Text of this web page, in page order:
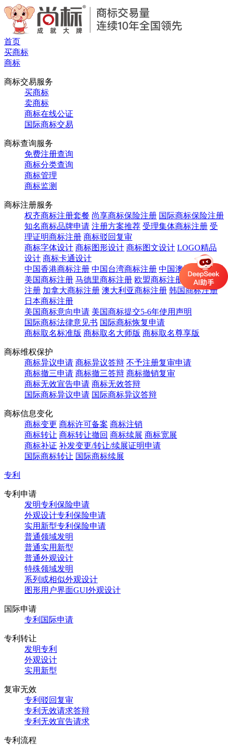
首页
买商标
商标
商标交易服务
买商标
卖商标
商标在线公证
国际商标交易
商标查询服务
免费注册查询
商标分类查询
商标管理
商标监测
商标注册服务
权齐商标注册套餐 尚享商标保险注册 国际商标保险注册
知名商标品牌申请 注册方案推荐 受理集体商标注册 受
理证明商标注册 商标驳回复审
商标字体设计 商标图形设计 商标图文设计 LOGO精品
设计 商标卡通设计
中国香港商标注册 中国台湾商标注册 中国澳门商标注册
美国商标注册 马德里商标注册 欧盟商标注册
英国商标
注册 加拿大商标注册 澳大利亚商标注册 韩国商标注册
日本商标注册
美国商标意向申请 美国商标提交5-6年使用声明
国际商标法律意见书 国际商标恢复申请
商标取名标准版 商标取名大师版 商标取名尊享版
商标维权保护
商标异议申请 商标异议答辩 不予注册复审申请
商标撤三申请 商标撤三答辩 商标撤销复审
商标无效宣告申请 商标无效答辩
国际商标异议申请 国际商标异议答辩
商标信息变化
商标变更 商标许可备案 商标注销
商标转让 商标转让撤回 商标续展 商标宽展
商标补证 补发变更/转让/续展证明申请
国际商标转让 国际商标续展
专利
专利申请
发明专利保险申请
外观设计专利保险申请
实用新型专利保险申请
普通领域发明
普通实用新型
普通外观设计
特殊领域发明
系列或相似外观设计
图形用户界面GUI外观设计
国际申请
专利国际申请
专利转让
发明专利
外观设计
实用新型
复审无效
专利驳回复审
专利无效请求答辩
专利无效宣告请求
专利流程